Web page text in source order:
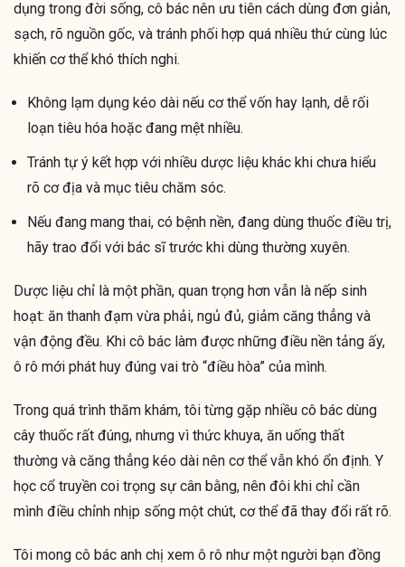
dụng trong đời sống, cô bác nên ưu tiên cách dùng đơn giản,
sạch, rõ nguồn gốc, và tránh phối hợp quá nhiều thứ cùng lúc
khiến cơ thể khó thích nghi.
Không lạm dụng kéo dài nếu cơ thể vốn hay lạnh, dễ rối
loạn tiêu hóa hoặc đang mệt nhiều.
Tránh tự ý kết hợp với nhiều dược liệu khác khi chưa hiểu
rõ cơ địa và mục tiêu chăm sóc.
Nếu đang mang thai, có bệnh nền, đang dùng thuốc điều trị,
hãy trao đổi với bác sĩ trước khi dùng thường xuyên.
Dược liệu chỉ là một phần, quan trọng hơn vẫn là nếp sinh
hoạt: ăn thanh đạm vừa phải, ngủ đủ, giảm căng thẳng và
vận động đều. Khi cô bác làm được những điều nền tảng ấy,
ô rô mới phát huy đúng vai trò “điều hòa” của mình.
Trong quá trình thăm khám, tôi từng gặp nhiều cô bác dùng
cây thuốc rất đúng, nhưng vì thức khuya, ăn uống thất
thường và căng thẳng kéo dài nên cơ thể vẫn khó ổn định. Y
học cổ truyền coi trọng sự cân bằng, nên đôi khi chỉ cần
mình điều chỉnh nhịp sống một chút, cơ thể đã thay đổi rất rõ.
Tôi mong cô bác anh chị xem ô rô như một người bạn đồng